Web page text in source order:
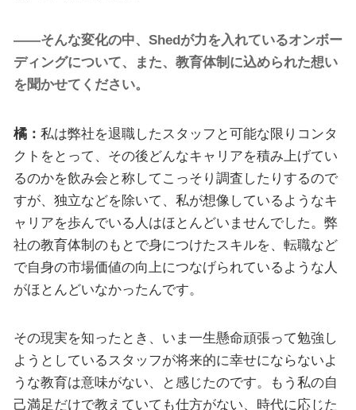
――そんな変化の中、Shedが力を入れているオンボー
ディングについて、また、教育体制に込められた想い
を聞かせてください。
橘： 私は弊社を退職したスタッフと可能な限りコンタ
クトをとって、その後どんなキャリアを積み上げてい
るのかを飲み会と称してこっそり調査したりするので
すが、独立などを除いて、私が想像しているようなキ
ャリアを歩んでいる人はほとんどいませんでした。弊
社の教育体制のもとで身につけたスキルを、転職など
で自身の市場価値の向上につなげられているような人
がほとんどいなかったんです。
その現実を知ったとき、いま一生懸命頑張って勉強し
ようとしているスタッフが将来的に幸せにならないよ
うな教育は意味がない、と感じたのです。もう私の自
己満足だけで教えていても仕方がない、時代に応じた